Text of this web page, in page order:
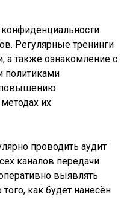
Регулярные тренинги
а также ознакомление с
политиками
повышению
их
проводить аудит
каналов передачи
выявлять
как будет нанесён